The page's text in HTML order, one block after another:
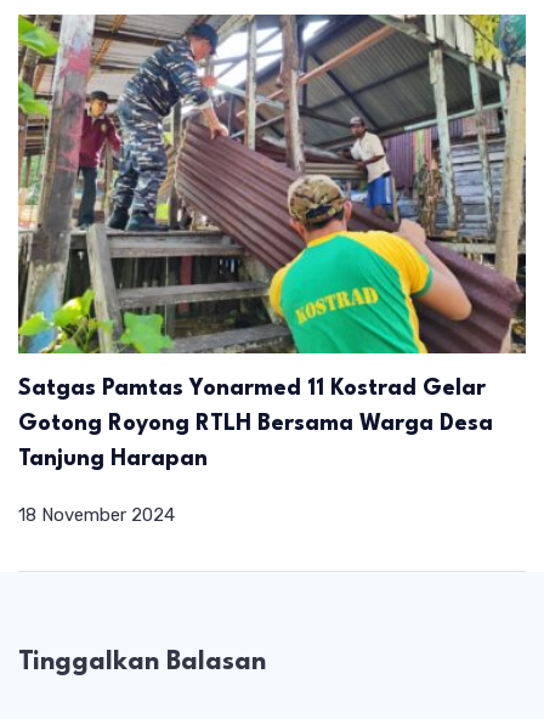
Satgas Pamtas Yonarmed 11 Kostrad Gelar
Gotong Royong RTLH Bersama Warga Desa
Tanjung Harapan
18 November 2024
Tinggalkan Balasan